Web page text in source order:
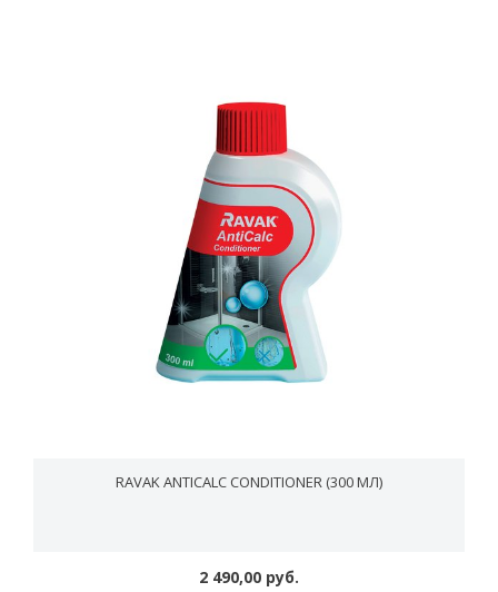
RAVAK ANTICALC CONDITIONER (300 МЛ)
2 490,00 руб.